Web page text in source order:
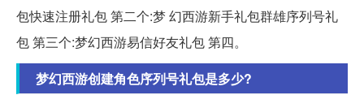
包快速注册礼包 第二个:梦 幻西游新手礼包群雄序列号礼
包 第三个:梦幻西游易信好友礼包 第四。
梦幻西游创建角色序列号礼包是多少?